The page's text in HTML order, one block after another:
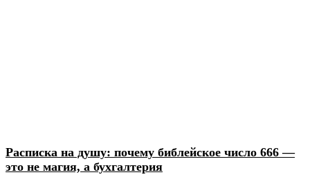
Расписка на душу: почему библейское число 666 —
это не магия, а бухгалтерия